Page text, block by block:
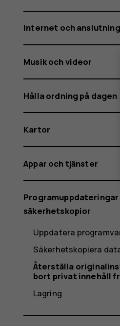
Internet och
Musik och videor
Hålla ordning på dagen
Kartor
Appar och tjänster
säkerhetskopior
Uppdatera
Säkerhetskopiera
Återställa
bort privat innehåll
Lagring